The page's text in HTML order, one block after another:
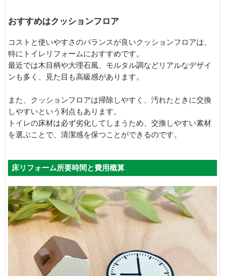
おすすめはクッションフロア
コストと使いやすさのバランスが良いクッションフロアは、
特にトイレリフォームにおすすめです。
最近では木目柄や大理石風、モルタル調などリアルなデザイ
ンも多く、見た目も高級感があります。
また、クッションフロアは掃除しやすく、汚れたときに交換
しやすいという利点もあります。
トイレの床材は必ず劣化してしまうため、交換しやすい素材
を選ぶことで、清潔感を保つことができるのです。
床リフォーム所要時間と費用概算